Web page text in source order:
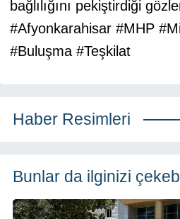
bağlılığını pekiştirdiği
#Afyonkarahisar #MHP
#Buluşma #Teşkilat
Haber Resimleri
Bunlar da ilginizi